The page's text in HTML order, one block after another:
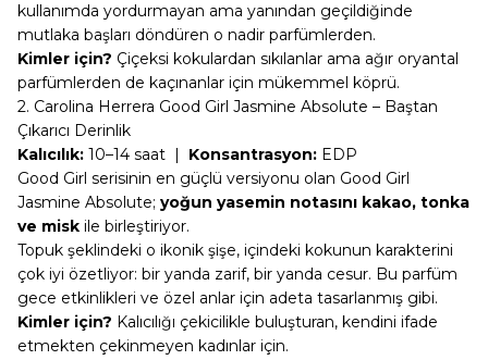
kullanımda yordurmayan ama yanından geçildiğinde
mutlaka başları döndüren o nadir parfümlerden.
Kimler için? Çiçeksi kokulardan sıkılanlar ama ağır oryantal
parfümlerden de kaçınanlar için mükemmel köprü.
2. Carolina Herrera Good Girl Jasmine Absolute – Baştan
Çıkarıcı Derinlik
Kalıcılık: 10–14 saat | Konsantrasyon: EDP
Good Girl serisinin en güçlü versiyonu olan Good Girl
Jasmine Absolute; yoğun yasemin notasını kakao, tonka
ve misk ile birleştiriyor.
Topuk şeklindeki o ikonik şişe, içindeki kokunun karakterini
çok iyi özetliyor: bir yanda zarif, bir yanda cesur. Bu parfüm
gece etkinlikleri ve özel anlar için adeta tasarlanmış gibi.
Kimler için? Kalıcılığı çekicilikle buluşturan, kendini ifade
etmekten çekinmeyen kadınlar için.